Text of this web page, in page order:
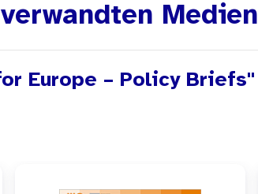
Medien
Europe – Policy Briefs"